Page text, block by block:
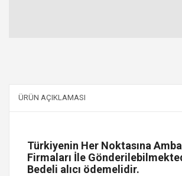
ÜRÜN AÇIKLAMASI
Türkiyenin Her Noktasına
Firmaları İle
Bedeli alıcı ödemelidir.